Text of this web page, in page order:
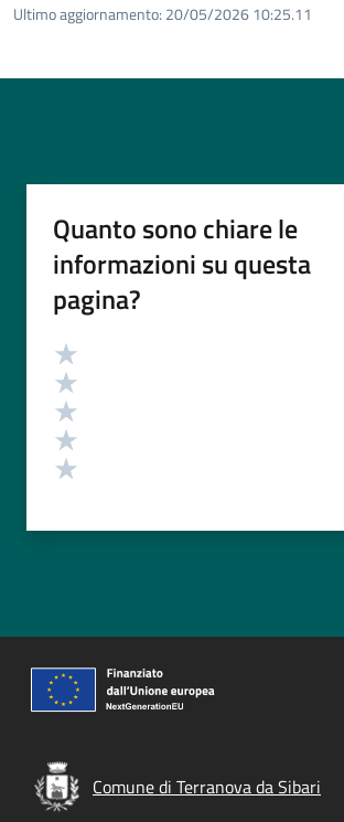
Ultimo aggiornamento: 20/05/2026 10:25.11
Quanto sono chiare le
informazioni su questa
pagina?
Valutazione
Comune di Terranova da Sibari